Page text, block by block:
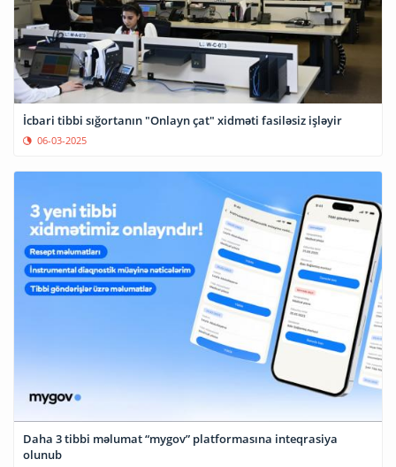
İcbari tibbi sığortanın "Onlayn çat" xidməti fasiləsiz işləyir
06-03-2025
Daha 3 tibbi məlumat “mygov” platformasına inteqrasiya
olunub